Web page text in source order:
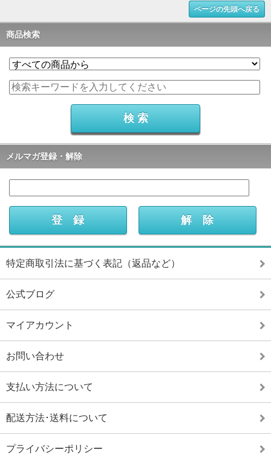
ページの先頭へ戻る
商品検索
メルマガ登録・解除
特定商取引法に基づく表記（返品など）
公式ブログ
マイアカウント
お問い合わせ
支払い方法について
配送方法･送料について
プライバシーポリシー